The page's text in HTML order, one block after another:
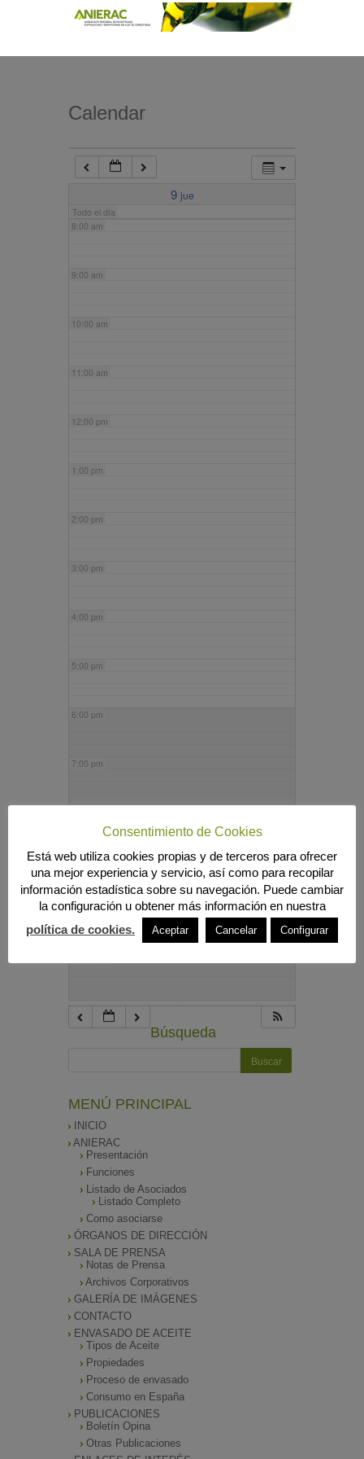
Calendar
9 jue
Todo el día
7:00 am
8:00 am
9:00 am
10:00 am
11:00 am
12:00 pm
1:00 pm
2:00 pm
3:00 pm
4:00 pm
5:00 pm
6:00 pm
7:00 pm
9:00 pm
10:00 pm
Búsqueda
MENÚ PRINCIPAL
INICIO
ANIERAC
Presentación
Funciones
Listado de Asociados
Listado Completo
Como asociarse
ÓRGANOS DE DIRECCIÓN
SALA DE PRENSA
Notas de Prensa
Archivos Corporativos
GALERÍA DE IMÁGENES
CONTACTO
ENVASADO DE ACEITE
Tipos de Aceite
Propiedades
Proceso de envasado
Consumo en España
PUBLICACIONES
Boletín Opina
Otras Publicaciones
Consentimiento de Cookies
Está web utiliza cookies propias y de terceros para ofrecer
una mejor experiencia y servicio, así como para recopilar
información estadística sobre su navegación. Puede cambiar
la configuración u obtener más información en nuestra
política de cookies.
Aceptar Cancelar Configurar